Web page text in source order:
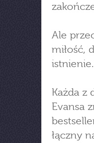
Ale
miłość,
istnienie.
Każda z
Evansa
łączny